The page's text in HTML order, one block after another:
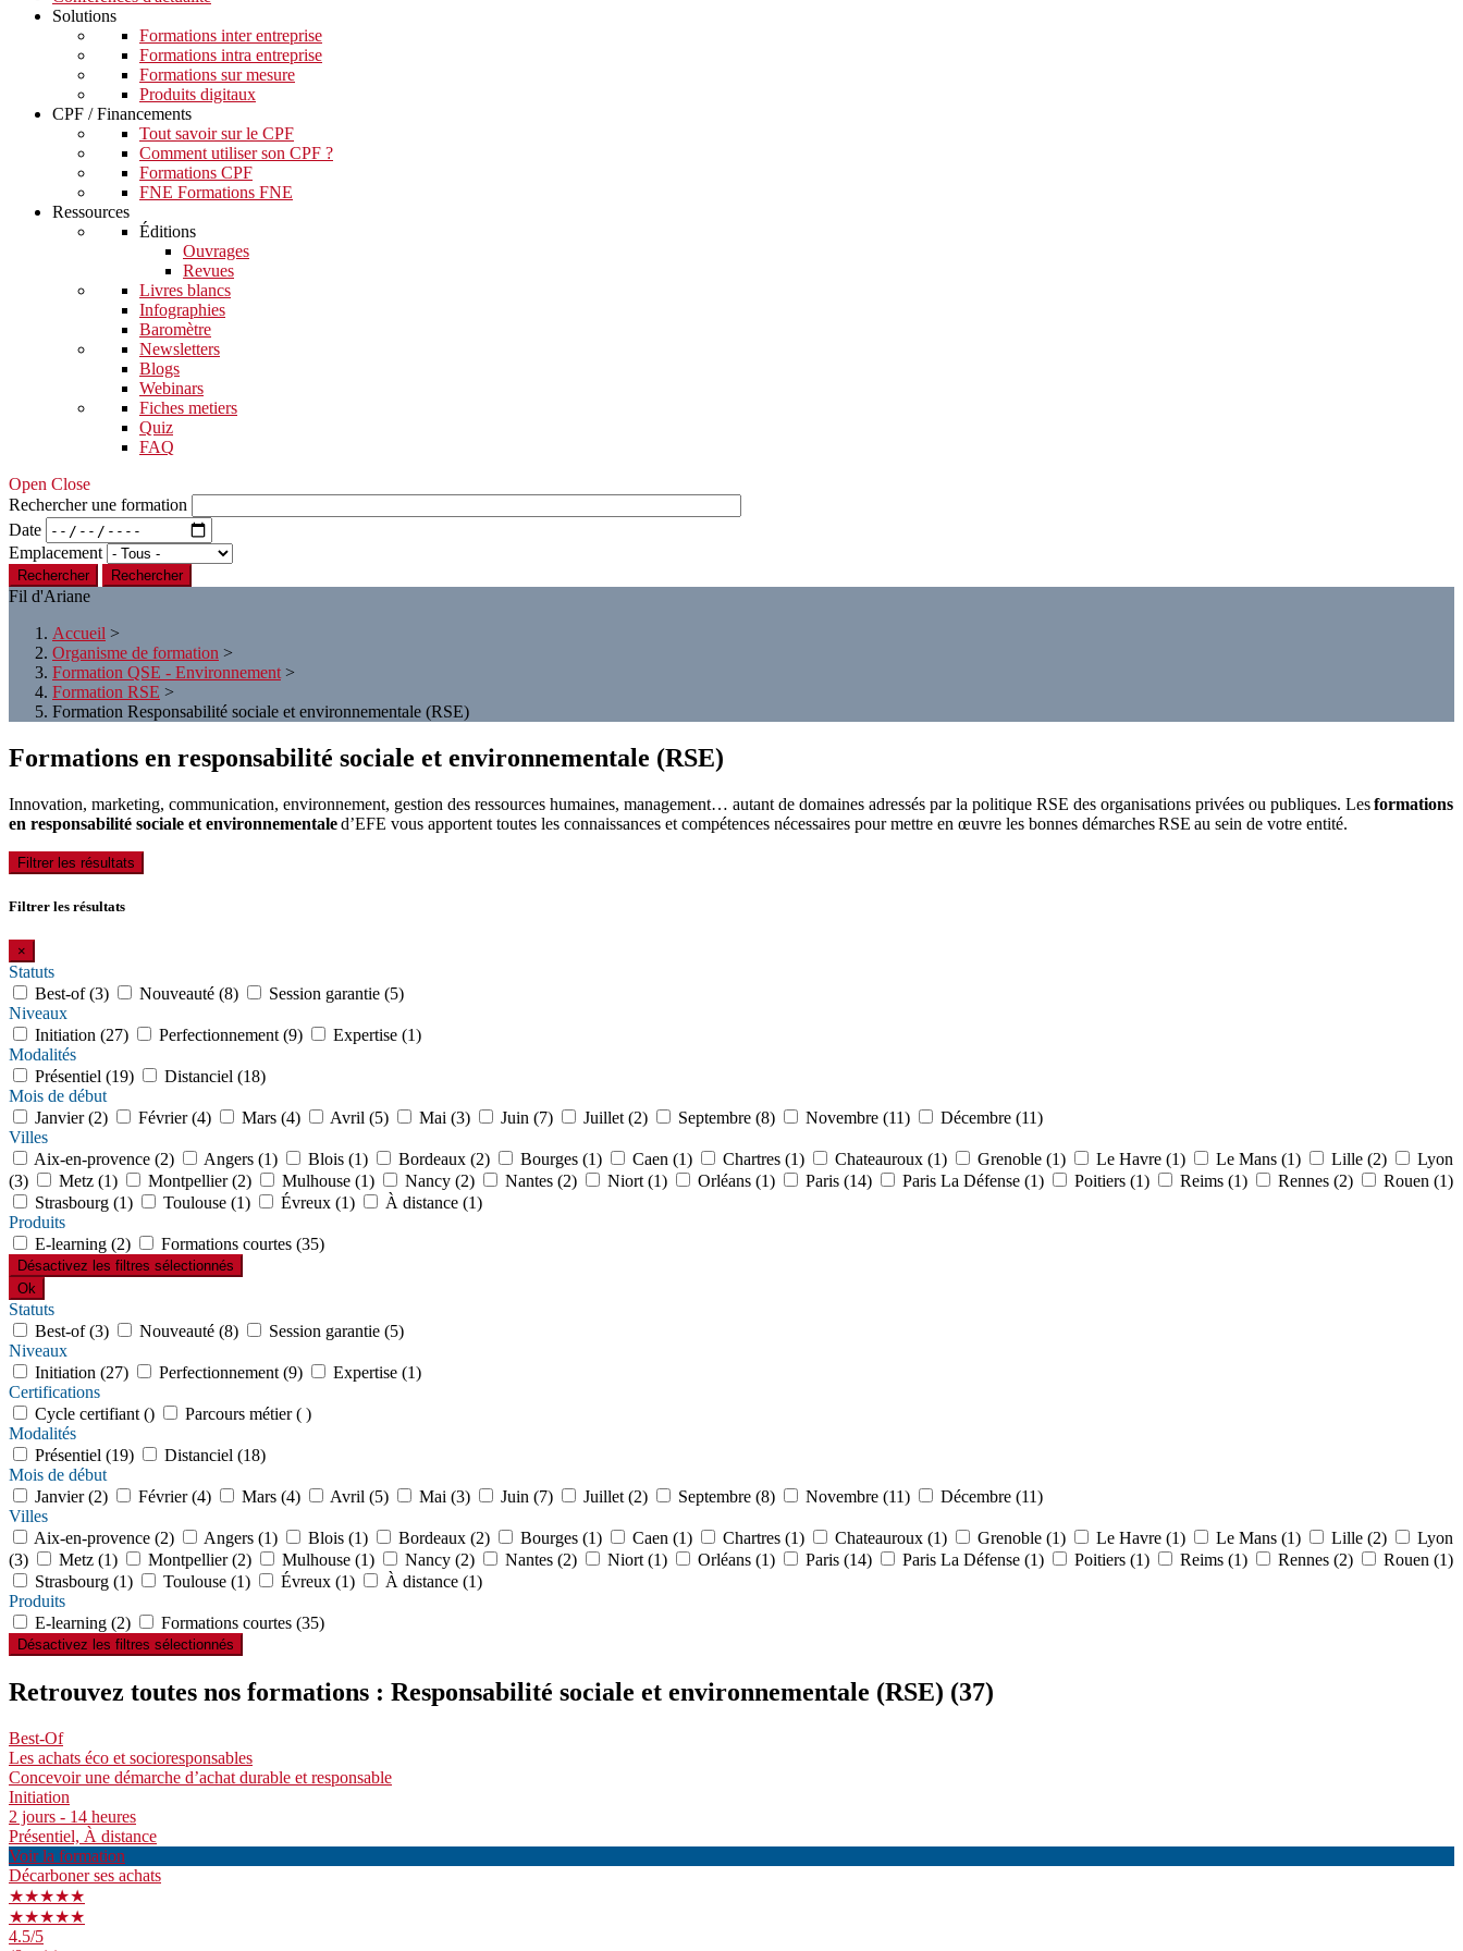
Solutions
Formations inter entreprise
Formations intra entreprise
Formations sur mesure
Produits digitaux
CPF / Financements
Tout savoir sur le CPF
Comment utiliser son CPF ?
Formations CPF
FNE Formations FNE
Ressources
Éditions
Ouvrages
Revues
Livres blancs
Infographies
Baromètre
Newsletters
Blogs
Webinars
Fiches metiers
Quiz
FAQ
Open Close
Rechercher une formation
Date
Emplacement
Rechercher
Fil d'Ariane
Accueil >
Organisme de formation >
Formation QSE - Environnement >
Formation RSE >
Formation Responsabilité sociale et environnementale (RSE)
Formations en responsabilité sociale et environnementale (RSE)
Innovation, marketing, communication, environnement, gestion des ressources humaines, management… autant de domaines adressés par la politique RSE des organisations privées ou publiques. Lesformations
en responsabilité sociale et environnementaled’EFE vous apportent toutes les connaissances et compétences nécessaires pour mettre en œuvre les bonnes démarches RSE au sein de votre entité.
Filtrer les résultats
Filtrer les résultats
×
Statuts
Best-of (3)
Nouveauté (8)
Session garantie (5)
Niveaux
Initiation (27)
Perfectionnement (9)
Expertise (1)
Modalités
Présentiel (19)
Distanciel (18)
Mois de début
Janvier (2)
Février (4) Mars (4) Avril (5) Mai (3) Juin (7) Juillet (2) Septembre (8) Novembre (11)
Décembre (11)
Villes
Aix-en-provence (2)
Angers (1) Blois (1) Bordeaux (2) Bourges (1) Caen (1) Chartres (1) Chateauroux (1) Grenoble (1) Le Havre (1) Le Mans (1) Lille (2)
Lyon
(3)
Metz (1) Montpellier (2) Mulhouse (1) Nancy (2) Nantes (2) Niort (1) Orléans (1) Paris (14) Paris La Défense (1) Poitiers (1) Reims (1) Rennes (2)
Rouen (1)
Strasbourg (1)
Toulouse (1) Évreux (1)
À distance (1)
Produits
E-learning (2)
Formations courtes (35)
Désactivez les filtres sélectionnés
Ok
Statuts
Best-of (3)
Nouveauté (8)
Session garantie (5)
Niveaux
Initiation (27)
Perfectionnement (9)
Expertise (1)
Certifications
Cycle certifiant ()
Parcours métier ( )
Modalités
Présentiel (19)
Distanciel (18)
Mois de début
Janvier (2)
Février (4) Mars (4) Avril (5) Mai (3) Juin (7) Juillet (2) Septembre (8) Novembre (11)
Décembre (11)
Villes
Aix-en-provence (2)
Angers (1) Blois (1) Bordeaux (2) Bourges (1) Caen (1) Chartres (1) Chateauroux (1) Grenoble (1) Le Havre (1) Le Mans (1) Lille (2)
Lyon
(3)
Metz (1) Montpellier (2) Mulhouse (1) Nancy (2) Nantes (2) Niort (1) Orléans (1) Paris (14) Paris La Défense (1) Poitiers (1) Reims (1) Rennes (2)
Rouen (1)
Strasbourg (1)
Toulouse (1) Évreux (1)
À distance (1)
Produits
E-learning (2)
Formations courtes (35)
Désactivez les filtres sélectionnés
Retrouvez toutes nos formations : Responsabilité sociale et environnementale (RSE) (37)
Best-Of
Les achats éco et socioresponsables
Concevoir une démarche d’achat durable et responsable
Initiation
2 jours - 14 heures
Présentiel, À distance
Voir la formation
Décarboner ses achats
★★★★★
★★★★★
4.5/5